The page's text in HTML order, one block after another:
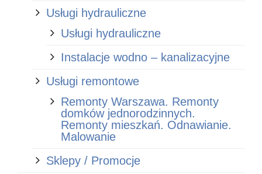
Usługi hydrauliczne
Usługi hydrauliczne
Instalacje wodno – kanalizacyjne
Usługi remontowe
Remonty Warszawa. Remonty
domków jednorodzinnych.
Remonty mieszkań. Odnawianie.
Malowanie
Sklepy / Promocje